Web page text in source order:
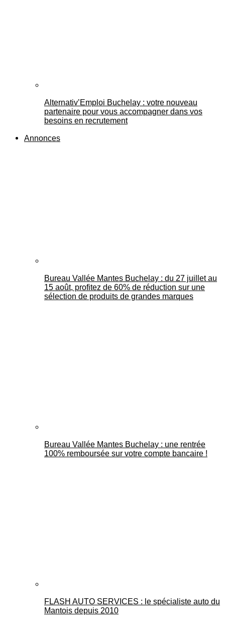
Alternativ’Emploi Buchelay : votre nouveau
partenaire pour vous accompagner dans vos
besoins en recrutement
Annonces
Bureau Vallée Mantes Buchelay : du 27 juillet au
15 août, profitez de 60% de réduction sur une
sélection de produits de grandes marques
Bureau Vallée Mantes Buchelay : une rentrée
100% remboursée sur votre compte bancaire !
FLASH AUTO SERVICES : le spécialiste auto du
Mantois depuis 2010